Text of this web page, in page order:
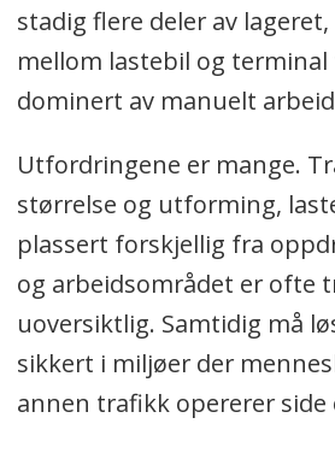
stadig flere deler av
mellom lastebil og
dominert av manuelt
Utfordringene er mange.
størrelse og utforming,
plassert forskjellig fra
og arbeidsområdet er ofte
uoversiktlig. Samtidig må
sikkert i miljøer der
annen trafikk opererer side